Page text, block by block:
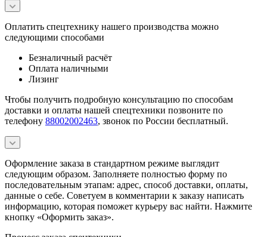
Оплатить спецтехнику нашего производства можно
следующими способами
Безналичный расчёт
Оплата наличными
Лизинг
Чтобы получить подробную консультацию по способам
доставки и оплаты нашей спецтехники позвоните по
телефону 88002002463, звонок по России бесплатный.
Оформление заказа в стандартном режиме выглядит
следующим образом. Заполняете полностью форму по
последовательным этапам: адрес, способ доставки, оплаты,
данные о себе. Советуем в комментарии к заказу написать
информацию, которая поможет курьеру вас найти. Нажмите
кнопку «Оформить заказ».